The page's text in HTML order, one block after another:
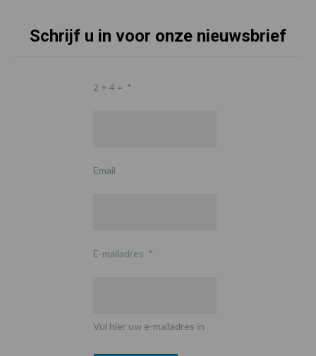
Schrijf u in voor onze nieuwsbrief
2 + 4 = *
Email
E-mailadres *
Vul hier uw e-mailadres in